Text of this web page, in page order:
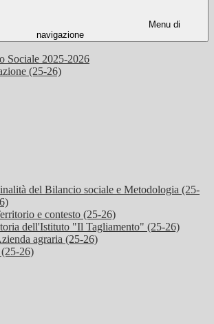
Menu di
navigazione
Sociale 2025-2026
(25-26)
del Bilancio sociale e Metodologia (25-
e contesto (25-26)
dell'Istituto "Il Tagliamento" (25-26)
agraria (25-26)
26)